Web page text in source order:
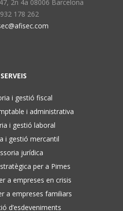
2n 4a 08006 Barcelona
932 178 262
SERVEIS
i gestió fiscal
i administrativa
i gestió laboral
i gestió mercantil
jurídica
per a Pimes
a empreses en crisis
a empreses familiars
d’esdeveniments